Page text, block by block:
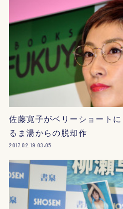
佐藤寛子がベリーショート
るま湯からの脱却作
2017.02.19 03:05